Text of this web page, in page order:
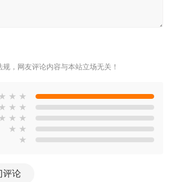
，网友评论内容与本站立场无关！
★ ★ ★
★ ★ ★
★ ★ ★
★ ★
★
评论